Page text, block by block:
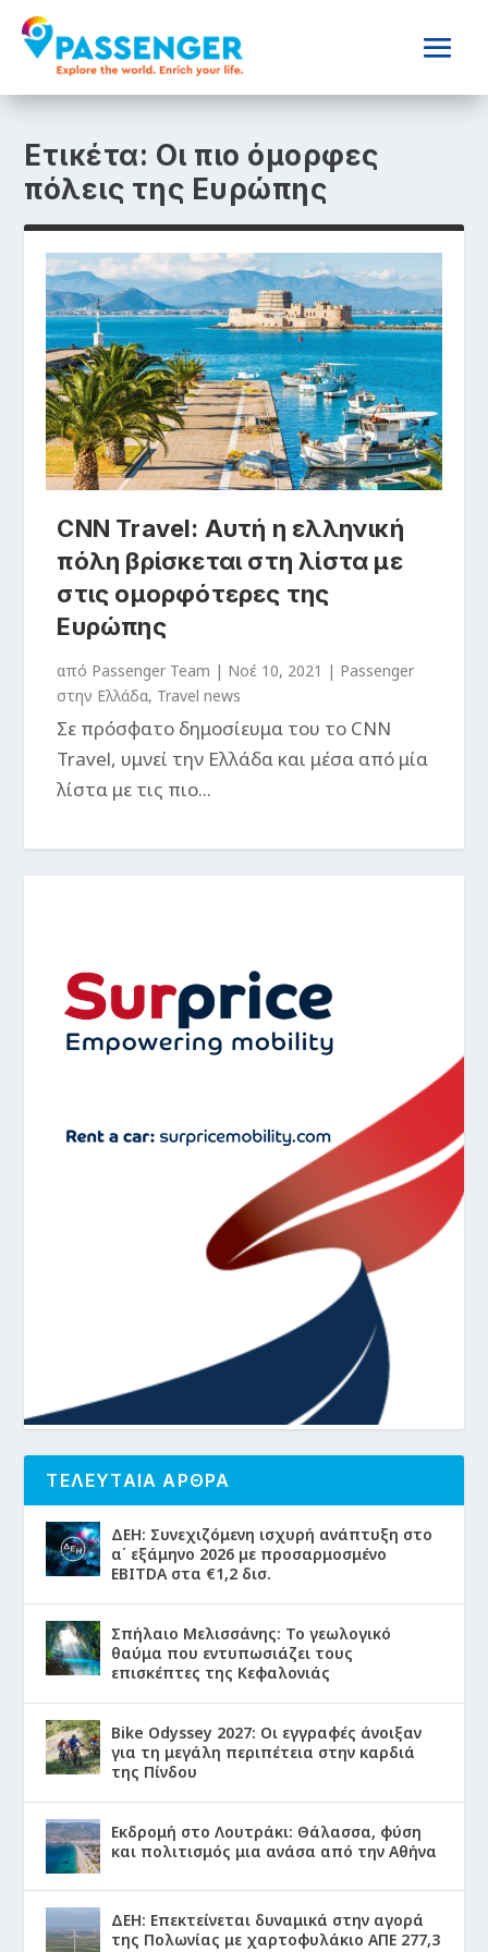
Ετικέτα: Οι πιο όμορφες
πόλεις της Ευρώπης
CNN Travel: Αυτή η ελληνική
πόλη βρίσκεται στη λίστα με
στις ομορφότερες της
Ευρώπης
από Passenger Team | Νοέ 10, 2021 | Passenger
στην Ελλάδα, Travel news
Σε πρόσφατο δημοσίευμα του το CNN
Travel, υμνεί την Ελλάδα και μέσα από μία
λίστα με τις πιο...
ΤΕΛΕΥΤΑΙΑ ΑΡΘΡΑ
ΔΕΗ: Συνεχιζόμενη ισχυρή ανάπτυξη στο
α΄ εξάμηνο 2026 με προσαρμοσμένο
EBITDA στα €1,2 δισ.
Σπήλαιο Μελισσάνης: Το γεωλογικό
θαύμα που εντυπωσιάζει τους
επισκέπτες της Κεφαλονιάς
Bike Odyssey 2027: Οι εγγραφές άνοιξαν
για τη μεγάλη περιπέτεια στην καρδιά
της Πίνδου
Εκδρομή στο Λουτράκι: Θάλασσα, φύση
και πολιτισμός μια ανάσα από την Αθήνα
ΔΕΗ: Επεκτείνεται δυναμικά στην αγορά
της Πολωνίας με χαρτοφυλάκιο ΑΠΕ 277,3